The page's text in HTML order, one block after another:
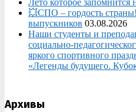
Лето которое запомнится
💥СПО – гордость
выпускников 03.08.2026
Наши студенты и
яркого спортивного
«Легенды будущего.
Архивы